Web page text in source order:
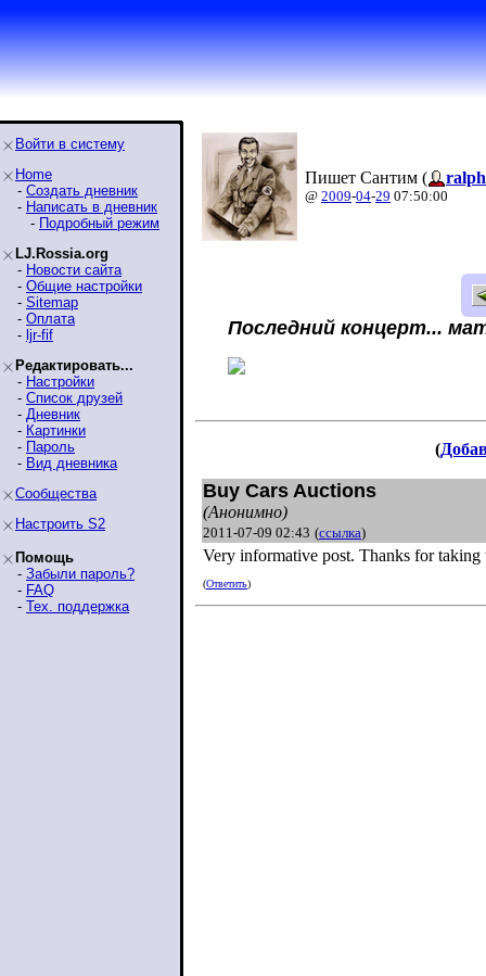
Войти в систему
Home
- Создать дневник
- Написать в дневник
- Подробный режим
LJ.Rossia.org
- Новости сайта
- Общие настройки
- Sitemap
- Оплата
- ljr-fif
Редактировать...
- Настройки
- Список друзей
- Дневник
- Картинки
- Пароль
- Вид дневника
Сообщества
Настроить S2
Помощь
- Забыли пароль?
- FAQ
- Тех. поддержка
Пишет Сантим (
@ 2009-04-29 07:50:00
Последний концерт...
(
Buy Cars Auctions
(Анонимно)
2011-07-09 02:43 (ссылка)
Very informative post. Thanks for
(Ответить)